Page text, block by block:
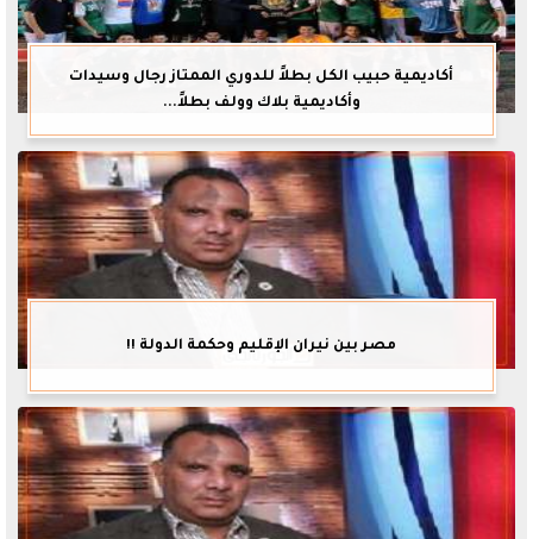
أكاديمية حبيب الكل بطلاً للدوري الممتاز رجال وسيدات
وأكاديمية بلاك وولف بطلاً...
مصر بين نيران الإقليم وحكمة الدولة !!